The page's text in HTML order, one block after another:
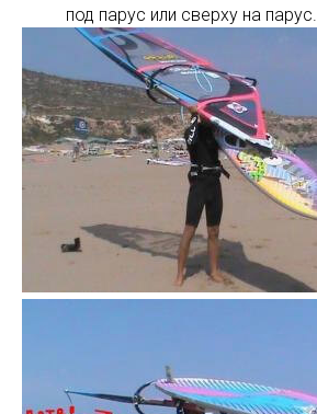
под парус или сверху на парус.